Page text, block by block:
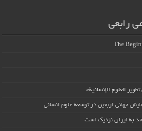
رابعی
The
العلوم الإنسانية».
جهانی اربعین در توسعه علوم انسانی
حد به ایران نزدیک است